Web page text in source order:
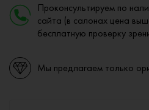
Проконсультируем по
сайта (в салонах цена
бесплатную проверку
Мы предлагаем только